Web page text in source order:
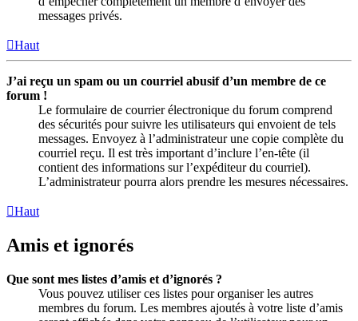
messages privés.
Haut
J’ai reçu un spam ou un courriel abusif d’un membre de ce
forum !
Le formulaire de courrier électronique du forum comprend
des sécurités pour suivre les utilisateurs qui envoient de tels
messages. Envoyez à l’administrateur une copie complète du
courriel reçu. Il est très important d’inclure l’en-tête (il
contient des informations sur l’expéditeur du courriel).
L’administrateur pourra alors prendre les mesures nécessaires.
Haut
Amis et ignorés
Que sont mes listes d’amis et d’ignorés ?
Vous pouvez utiliser ces listes pour organiser les autres
membres du forum. Les membres ajoutés à votre liste d’amis